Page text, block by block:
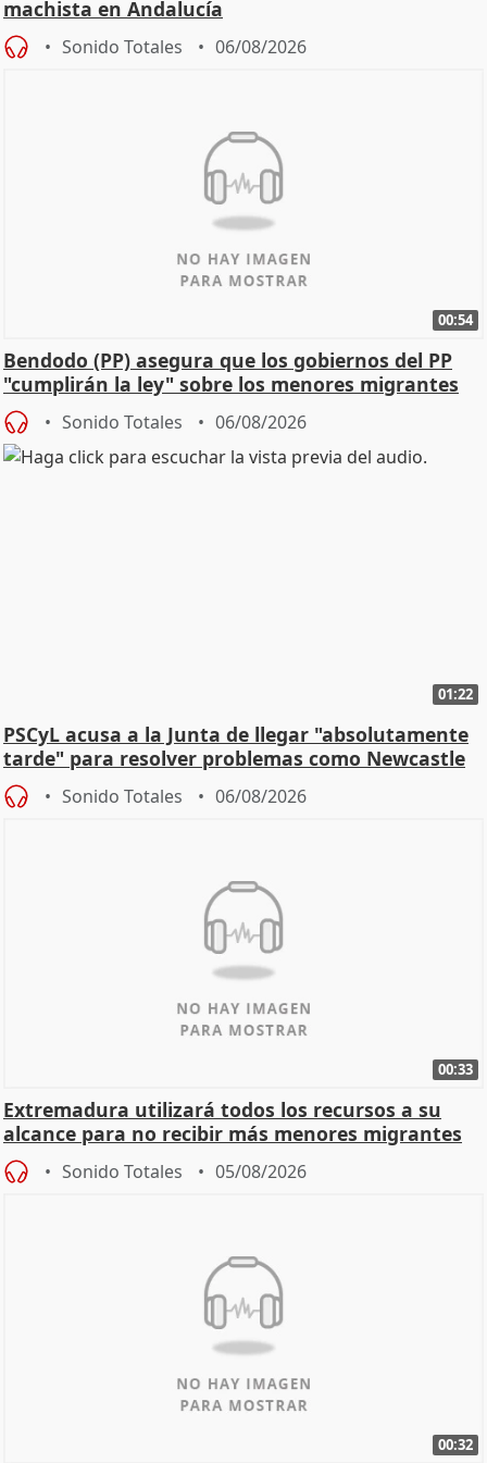
machista en Andalucía
Sonido Totales 06/08/2026
00:54
Bendodo (PP) asegura que los gobiernos del PP
"cumplirán la ley" sobre los menores migrantes
Sonido Totales 06/08/2026
01:22
PSCyL acusa a la Junta de llegar "absolutamente
tarde" para resolver problemas como Newcastle
Sonido Totales 06/08/2026
00:33
Extremadura utilizará todos los recursos a su
alcance para no recibir más menores migrantes
Sonido Totales 05/08/2026
00:32